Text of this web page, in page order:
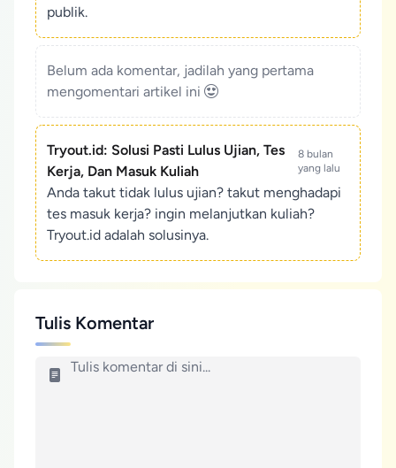
publik.
Belum ada komentar, jadilah yang pertama
mengomentari artikel ini
Tryout.id: Solusi Pasti Lulus Ujian, Tes
Kerja, Dan Masuk Kuliah
8 bulan
yang lalu
Anda takut tidak lulus ujian? takut menghadapi
tes masuk kerja? ingin melanjutkan kuliah?
Tryout.id adalah solusinya.
Tulis Komentar